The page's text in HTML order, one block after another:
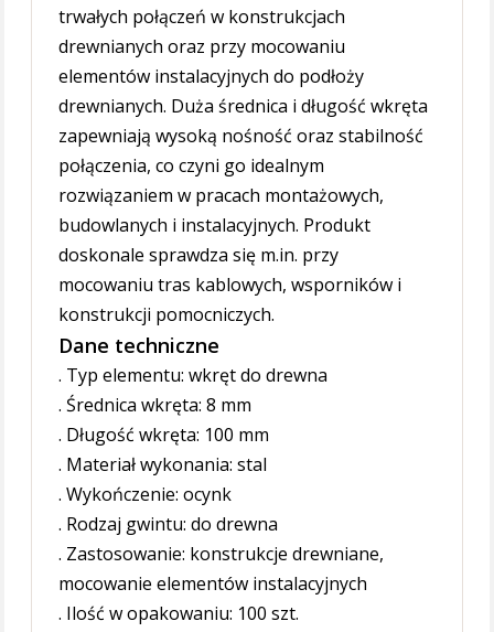
trwałych połączeń w konstrukcjach
drewnianych oraz przy mocowaniu
elementów instalacyjnych do podłoży
drewnianych. Duża średnica i długość wkręta
zapewniają wysoką nośność oraz stabilność
połączenia, co czyni go idealnym
rozwiązaniem w pracach montażowych,
budowlanych i instalacyjnych. Produkt
doskonale sprawdza się m.in. przy
mocowaniu tras kablowych, wsporników i
konstrukcji pomocniczych.
Dane techniczne
. Typ elementu: wkręt do drewna
. Średnica wkręta: 8 mm
. Długość wkręta: 100 mm
. Materiał wykonania: stal
. Wykończenie: ocynk
. Rodzaj gwintu: do drewna
. Zastosowanie: konstrukcje drewniane,
mocowanie elementów instalacyjnych
. Ilość w opakowaniu: 100 szt.